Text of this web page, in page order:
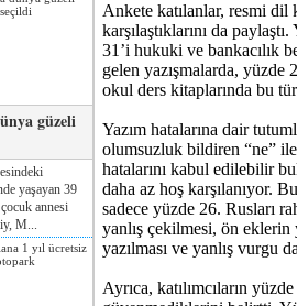
güzeli
yaşayan 39
annesi
M...
Ankete katılanlar, resmi
karşılaştıklarını da
31’i hukuki ve bankacılık
gelen yazışmalarda, yüzde
okul ders kitaplarında bu
Yazım hatalarına dair
olumsuzluk bildiren “ne”
hatalarını kabul edilebilir
daha az hoş karşılanıyor.
sadece yüzde 26. Rusları
yanlış çekilmesi, ön eklerin
yazılması ve yanlış vurgu
Ayrıca, katılımcıların